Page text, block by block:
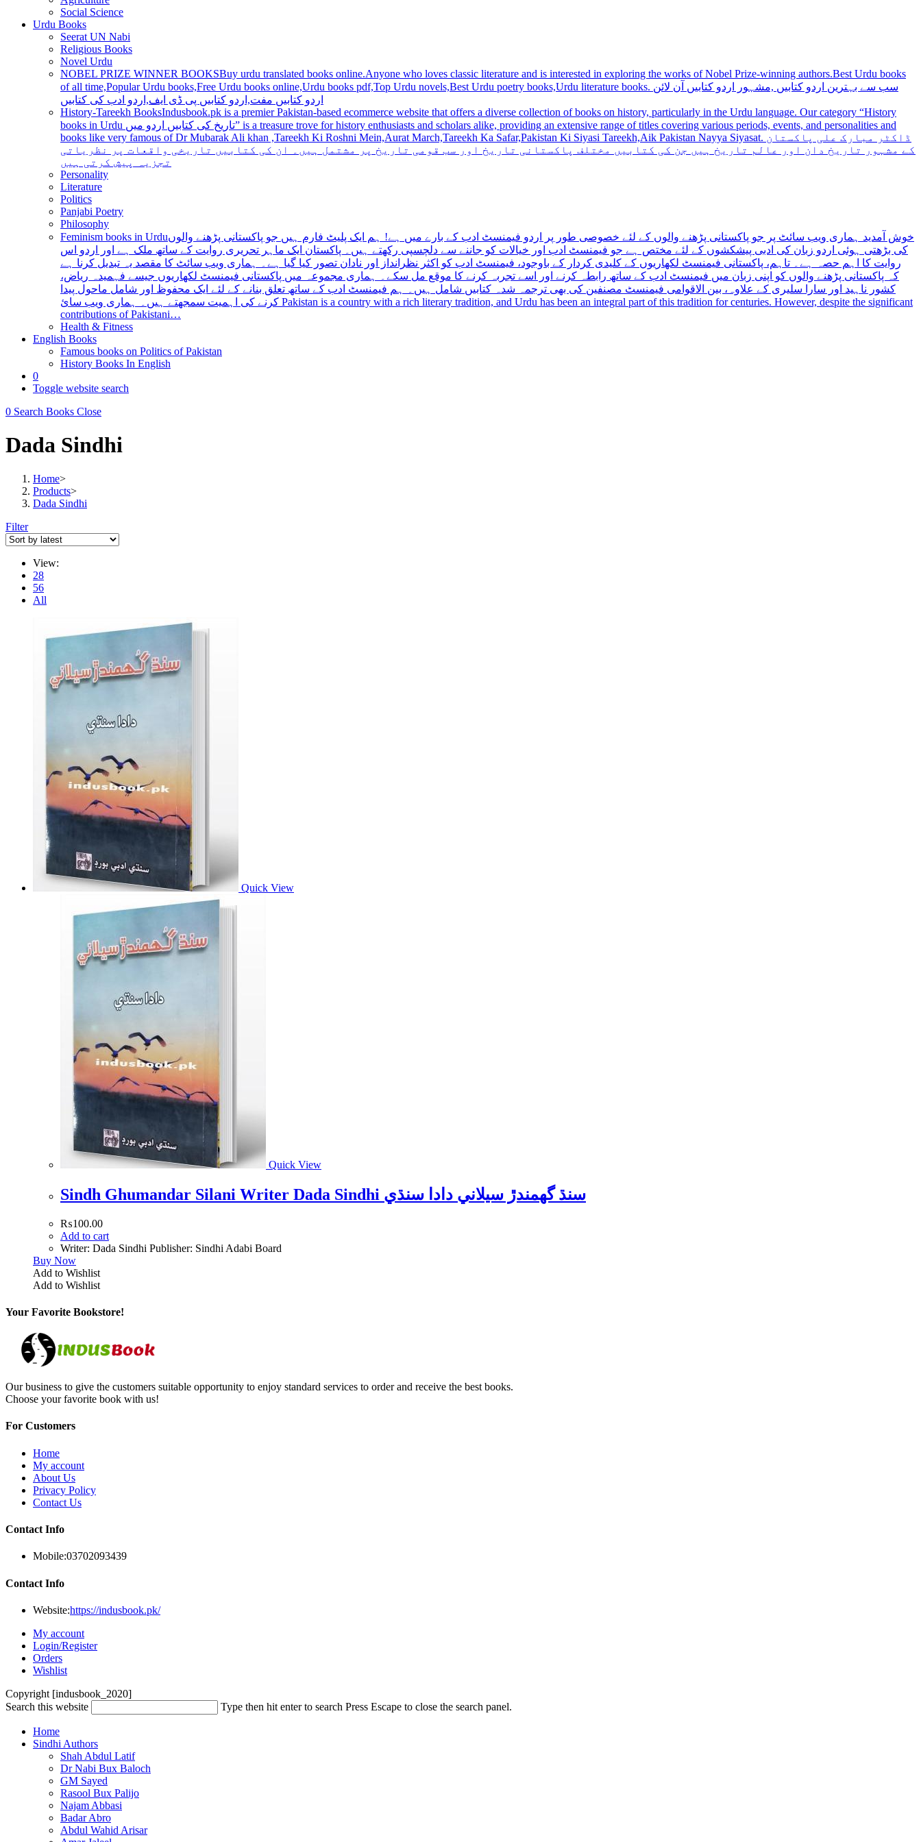
Social Science
Urdu Books
Seerat UN Nabi
Religious Books
Novel Urdu
NOBEL PRIZE WINNER BOOKSBuy urdu translated books online.Anyone who loves classic literature and is interested in exploring the works of Nobel Prize-winning authors.Best Urdu books
of all time,Popular Urdu books,Free Urdu books online,Urdu books pdf,Top Urdu novels,Best Urdu poetry books,Urdu literature books. سب سے بہترین اردو کتابیں ,مشہور اردو کتابیں آن لائن
اردو کتابیں مفت,اردو کتابیں پی ڈی ایف,اردو ادب کی کتابیں
History-Tareekh BooksIndusbook.pk is a premier Pakistan-based ecommerce website that offers a diverse collection of books on history, particularly in the Urdu language. Our category “History
books in Urdu تاریخ کی کتابیں اردو میں” is a treasure trove for history enthusiasts and scholars alike, providing an extensive range of titles covering various periods, events, and personalities and
books like very famous of Dr Mubarak Ali khan ,Tareekh Ki Roshni Mein,Aurat March,Tareekh Ka Safar,Pakistan Ki Siyasi Tareekh,Aik Pakistan Nayya Siyasat. ڈاکٹر مبارک علی پاکستان
کے مشہور تاریخ دان اور عالم تاریخ ہیں جن کی کتابیں مختلف پاکستانی تاریخ اور سب قومی تاریخ پر مشتمل ہیں۔ ان کی کتابیں تاریخی واقعات پر نظریاتی
تجزیہ پیش کرتی ہیں
Personality
Literature
Politics
Panjabi Poetry
Philosophy
Feminism books in Urduخوش آمدید ہماری ویب سائٹ پر جو پاکستانی پڑھنے والوں کے لئے خصوصی طور پر اردو فیمنسٹ ادب کے بارے میں ہے! ہم ایک پلیٹ فارم ہیں جو پاکستانی پڑھنے والوں
کی بڑھتی ہوئی اردو زبان کی ادبی پیشکشوں کے لئے مختص ہے جو فیمنسٹ ادب اور خیالات کو جاننے سے دلچسپی رکھتے ہیں۔ پاکستان ایک ماہر تحریری روایت کے ساتھ ملک ہے اور اردو اس
روایت کا اہم حصہ ہے۔ تاہم، پاکستانی فیمنسٹ لکھاریوں کے کلیدی کردار کے باوجود، فیمنسٹ ادب کو اکثر نظرانداز اور نادان تصور کیا گیا ہے۔ ہماری ویب سائٹ کا مقصد یہ تبدیل کرنا ہے
کہ پاکستانی پڑھنے والوں کو اپنی زبان میں فیمنسٹ ادب کے ساتھ رابطہ کرنے اور اسے تجربہ کرنے کا موقع مل سکے۔ ہماری مجموعہ میں پاکستانی فیمنسٹ لکھاریوں جیسے فہمیدہ ریاض،
کشور ناہید اور سارا سلیری کے علاوہ، بین الاقوامی فیمنسٹ مصنفین کی بھی ترجمہ شدہ کتابیں شامل ہیں۔ ہم فیمنسٹ ادب کے ساتھ تعلق بنانے کے لئے ایک محفوظ اور شامل ماحول پیدا
کرنے کی اہمیت سمجھتے ہیں۔ ہماری ویب سائ Pakistan is a country with a rich literary tradition, and Urdu has been an integral part of this tradition for centuries. However, despite the significant
contributions of Pakistani…
Health & Fitness
English Books
Famous books on Politics of Pakistan
History Books In English
0
Toggle website search
0 Search Books Close
Dada Sindhi
Home>
Products>
Dada Sindhi
Filter
View:
28
56
All
Quick View
Quick View
Sindh Ghumandar Silani Writer Dada Sindhi سنڌ گھمندڙ سيلاني دادا سنڌي
₨100.00
Add to cart
Writer: Dada Sindhi Publisher: Sindhi Adabi Board
Buy Now
Add to Wishlist
Add to Wishlist
Your Favorite Bookstore!
Our business to give the customers suitable opportunity to enjoy standard services to order and receive the best books.
Choose your favorite book with us!
For Customers
Home
My account
About Us
Privacy Policy
Contact Us
Contact Info
Mobile:03702093439
Contact Info
Website:https://indusbook.pk/
My account
Login/Register
Orders
Wishlist
Copyright [indusbook_2020]
Search this website
Type then hit enter to search Press Escape to close the search panel.
Home
Sindhi Authors
Shah Abdul Latif
Dr Nabi Bux Baloch
GM Sayed
Rasool Bux Palijo
Najam Abbasi
Badar Abro
Abdul Wahid Arisar